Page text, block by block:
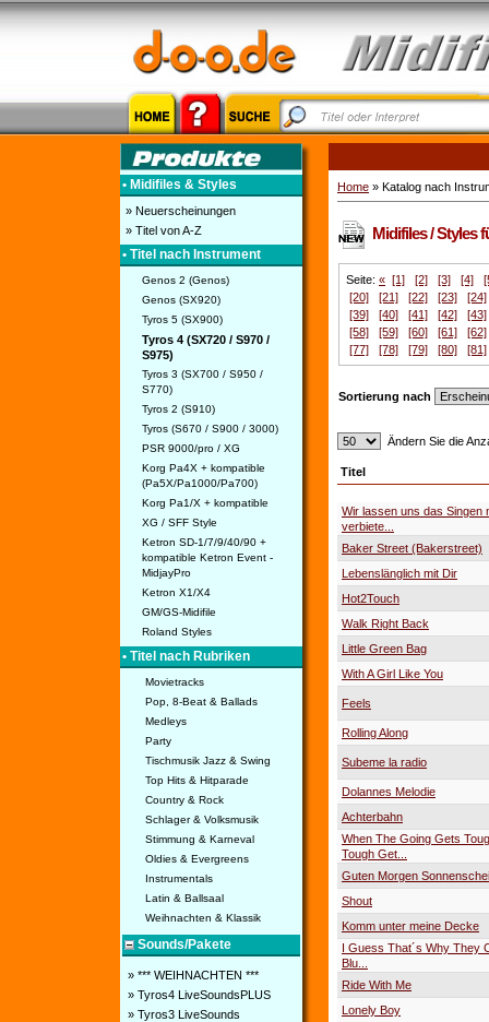
• Midifiles & Styles
» Neuerscheinungen
» Titel von A-Z
• Titel nach Instrument
Genos 2 (Genos)
Genos (SX920)
Tyros 5 (SX900)
Tyros 4 (SX720 / S970 /
S975)
Tyros 3 (SX700 / S950 /
S770)
Tyros 2 (S910)
Tyros (S670 / S900 / 3000)
PSR 9000/pro / XG
Korg Pa4X + kompatible
(Pa5X/Pa1000/Pa700)
Korg Pa1/X + kompatible
XG / SFF Style
Ketron SD-1/7/9/40/90 +
kompatible Ketron Event -
MidjayPro
Ketron X1/X4
GM/GS-Midifile
Roland Styles
• Titel nach Rubriken
Movietracks
Pop, 8-Beat & Ballads
Medleys
Party
Tischmusik Jazz & Swing
Top Hits & Hitparade
Country & Rock
Schlager & Volksmusik
Stimmung & Karneval
Oldies & Evergreens
Instrumentals
Latin & Ballsaal
Weihnachten & Klassik
Sounds/Pakete
» *** WEIHNACHTEN ***
» Tyros4 LiveSoundsPLUS
» Tyros3 LiveSounds
Home » Katalog nach
Midifiles / Styles
Seite: « [1] [2] [3] [4]
[20]
[21] [22] [23]
[24]
[39]
[40] [41] [42]
[43]
[58]
[59] [60] [61]
[62]
[77]
[78] [79] [80] [81]
Sortierung nach
Ändern Sie die
Titel
Wir lassen uns das Singen
verbiete...
Baker Street (Bakerstreet)
Lebenslänglich mit Dir
Hot2Touch
Walk Right Back
Little Green Bag
With A Girl Like You
Feels
Rolling Along
Subeme la radio
Dolannes Melodie
Achterbahn
When The Going Gets
Tough Get...
Guten Morgen
Shout
Komm unter meine Decke
I Guess That´s Why They
Blu...
Ride With Me
Lonely Boy